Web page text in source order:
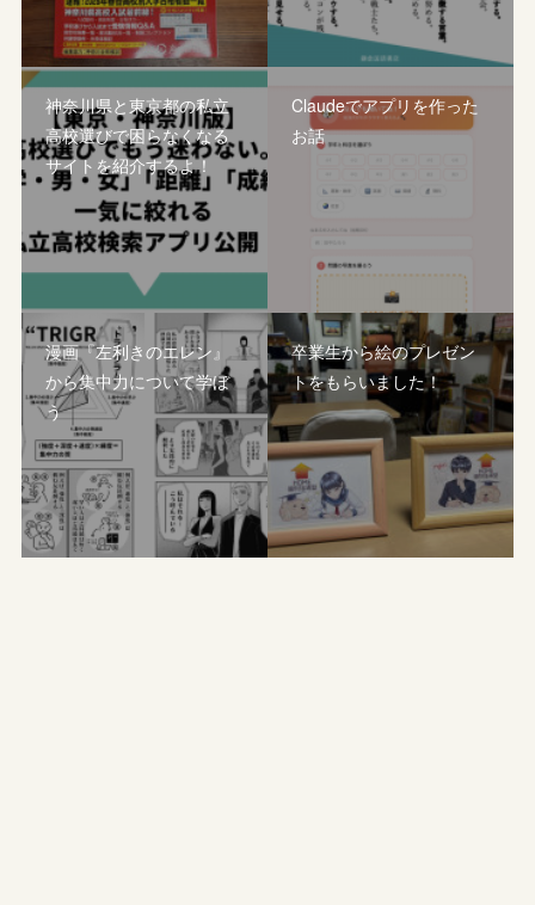
神奈川県と東京都の私立
高校選びで困らなくなる
サイトを紹介するよ！
Claudeでアプリを作った
お話
漫画『左利きのエレン』
から集中力について学ぼ
う
卒業生から絵のプレゼン
トをもらいました！